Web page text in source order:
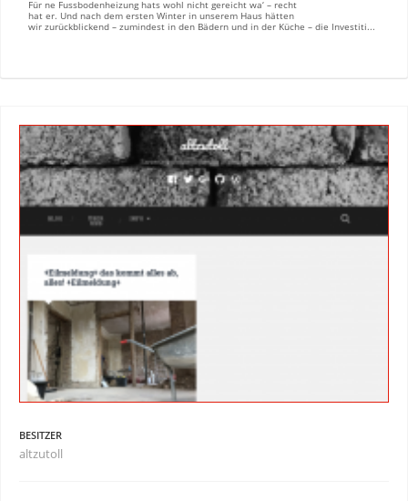
Für ne Fussbodenheizung hats wohl nicht gereicht wa‘ – recht
hat er. Und nach dem ersten Winter in unserem Haus hätten
wir zurückblickend – zumindest in den Bädern und in der Küche – die Investiti...
BESITZER
altzutoll